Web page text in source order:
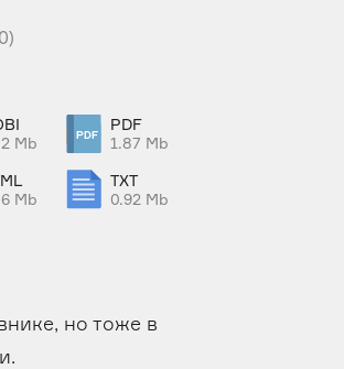
Mb
PDF
1.87 Mb
Mb
TXT
0.92 Mb
но тоже в